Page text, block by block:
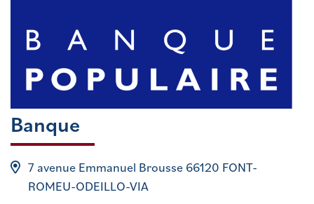
Banque
7 avenue Emmanuel Brousse 66120 FONT-
ROMEU-ODEILLO-VIA